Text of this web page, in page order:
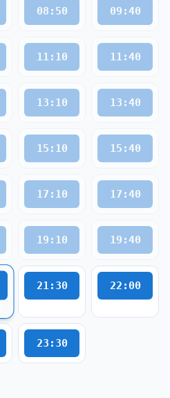
08:50 09:40
11:10 11:40
13:10 13:40
15:10 15:40
17:10 17:40
19:10 19:40
21:30 22:00
23:30